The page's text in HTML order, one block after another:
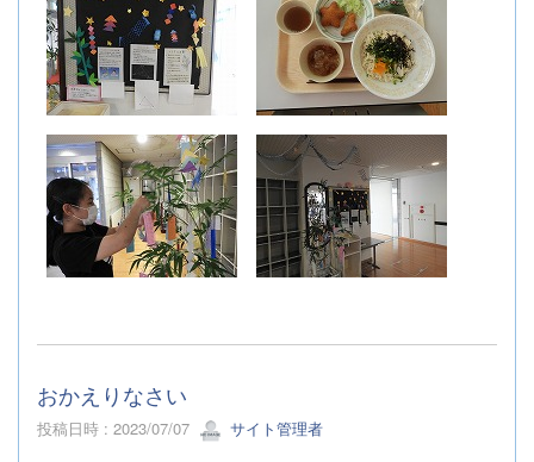
おかえりなさい
投稿日時 : 2023/07/07 サイト管理者